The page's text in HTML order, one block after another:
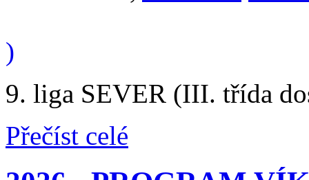
)
9. liga SEVER (III. třída
Přečíst celé